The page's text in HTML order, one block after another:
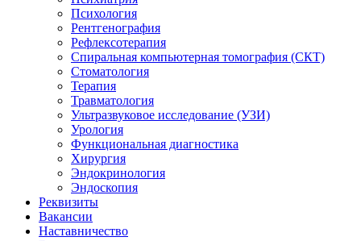
Психология
Рентгенография
Рефлексотерапия
Спиральная компьютерная томография (СКТ)
Стоматология
Терапия
Травматология
Ультразвуковое исследование (УЗИ)
Урология
Функциональная диагностика
Хирургия
Эндокринология
Эндоскопия
Реквизиты
Вакансии
Наставничество